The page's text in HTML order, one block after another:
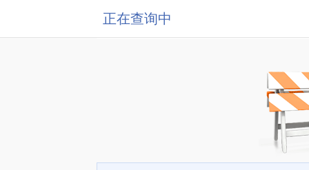
正在查询中